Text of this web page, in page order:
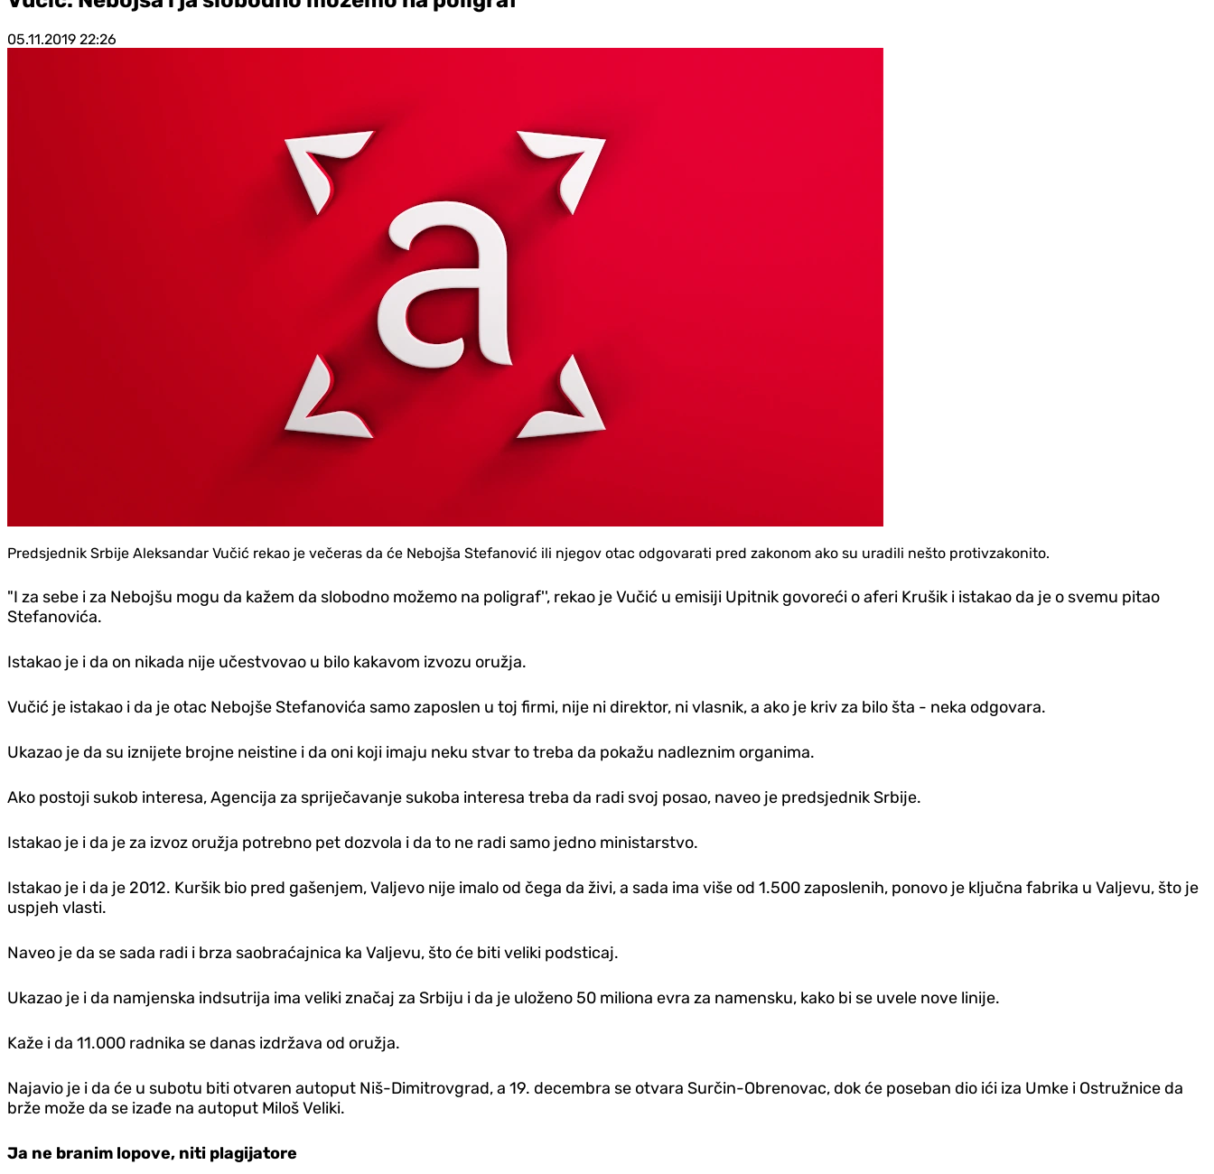
05.11.2019 22:26
Predsjednik Srbije Aleksandar Vučić rekao je večeras da će Nebojša Stefanović ili njegov otac odgovarati pred zakonom ako su uradili nešto protivzakonito.
"I za sebe i za Nebojšu mogu da kažem da slobodno možemo na poligraf'', rekao je Vučić u emisiji Upitnik govoreći o aferi Krušik i istakao da je o svemu pitao
Stefanovića.
Istakao je i da on nikada nije učestvovao u bilo kakavom izvozu oružja.
Vučić je istakao i da je otac Nebojše Stefanovića samo zaposlen u toj firmi, nije ni direktor, ni vlasnik, a ako je kriv za bilo šta - neka odgovara.
Ukazao je da su iznijete brojne neistine i da oni koji imaju neku stvar to treba da pokažu nadleznim organima.
Ako postoji sukob interesa, Agencija za spriječavanje sukoba interesa treba da radi svoj posao, naveo je predsjednik Srbije.
Istakao je i da je za izvoz oružja potrebno pet dozvola i da to ne radi samo jedno ministarstvo.
Istakao je i da je 2012. Kuršik bio pred gašenjem, Valjevo nije imalo od čega da živi, a sada ima više od 1.500 zaposlenih, ponovo je ključna fabrika u Valjevu, što je
uspjeh vlasti.
Naveo je da se sada radi i brza saobraćajnica ka Valjevu, što će biti veliki podsticaj.
Ukazao je i da namjenska indsutrija ima veliki značaj za Srbiju i da je uloženo 50 miliona evra za namensku, kako bi se uvele nove linije.
Kaže i da 11.000 radnika se danas izdržava od oružja.
Najavio je i da će u subotu biti otvaren autoput Niš-Dimitrovgrad, a 19. decembra se otvara Surčin-Obrenovac, dok će poseban dio ići iza Umke i Ostružnice da
brže može da se izađe na autoput Miloš Veliki.
Ja ne branim lopove, niti plagijatore